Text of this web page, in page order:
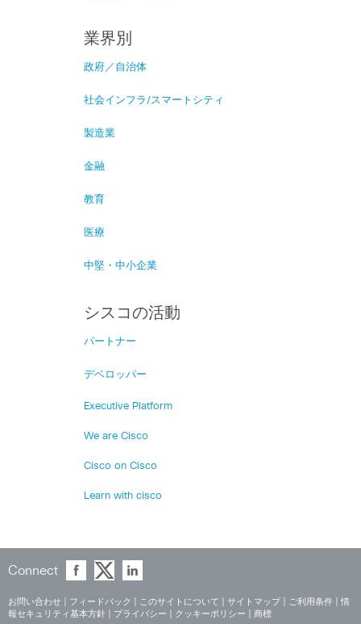
業界別
政府／自治体
社会インフラ/スマートシティ
製造業
金融
教育
医療
中堅・中小企業
シスコの活動
パートナー
デベロッパー
Executive Platform
We are Cisco
Cisco on Cisco
Learn with cisco
Connect
お問い合わせ フィードバック このサイトについて サイトマップ ご利用条件
情
報セキュリティ基本方針
プライバシー クッキーポリシー 商標